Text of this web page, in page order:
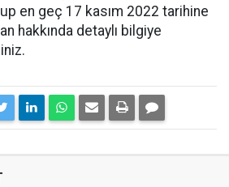
en geç 17 kasım 2022 tarihine
hakkında detaylı bilgiye